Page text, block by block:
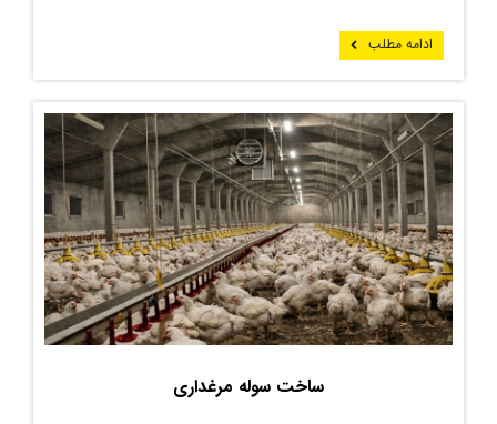
ادامه مطلب
ساخت سوله مرغداری